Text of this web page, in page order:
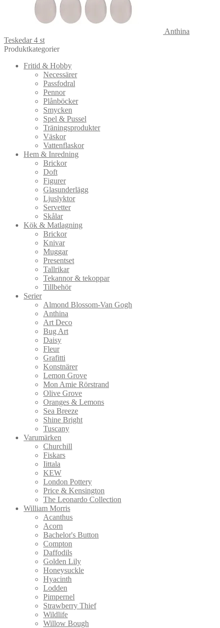
Anthina
Teskedar 4 st
Produktkategorier
Fritid & Hobby
Necessärer
Passfodral
Pennor
Plånböcker
Smycken
Spel & Pussel
Träningsprodukter
Väskor
Vattenflaskor
Hem & Inredning
Brickor
Doft
Figurer
Glasunderlägg
Ljuslyktor
Servetter
Skålar
Kök & Matlagning
Brickor
Knivar
Muggar
Presentset
Tallrikar
Tekannor & tekoppar
Tillbehör
Serier
Almond Blossom-Van Gogh
Anthina
Art Deco
Bug Art
Daisy
Fleur
Grafitti
Konstnärer
Lemon Grove
Mon Amie Rörstrand
Olive Grove
Oranges & Lemons
Sea Breeze
Shine Bright
Tuscany
Varumärken
Churchill
Fiskars
Iittala
KEW
London Pottery
Price & Kensington
The Leonardo Collection
William Morris
Acanthus
Acorn
Bachelor's Button
Compton
Daffodils
Golden Lily
Honeysuckle
Hyacinth
Lodden
Pimpernel
Strawberry Thief
Wildlife
Willow Bough